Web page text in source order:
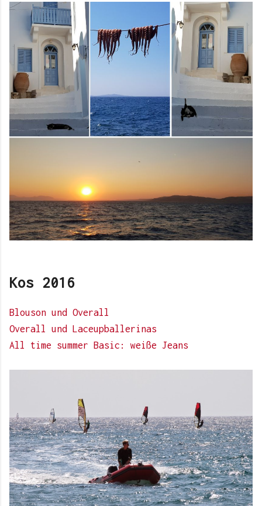
Kos 2016
Blouson und Overall
Overall und Laceupballerinas
All time summer Basic: weiße Jeans